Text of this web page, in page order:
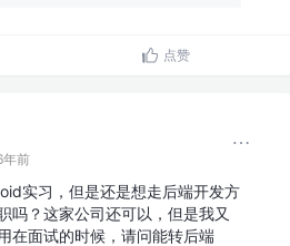
点赞
年前
实习，但是还是想走后端开发方
吗？这家公司还可以，但是我又
在面试的时候，请问能转后端